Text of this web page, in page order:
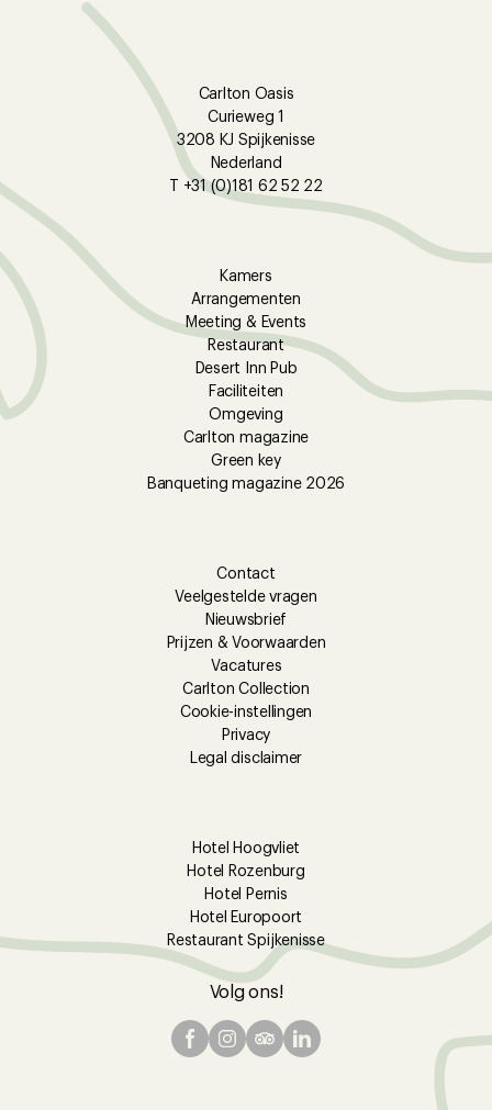
proef je onze homemade cocktails, de lekkerste
lokale biertjes én geniet je van een gezellige
game night (zei iemand karaoke?).
Carlton Oasis
Curieweg 1
3208 KJ Spijkenisse
Nederland
T +31 (0)181 62 52 22
Kamers
Arrangementen
Meeting & Events
Restaurant
Desert Inn Pub
Faciliteiten
Omgeving
Carlton magazine
Green key
Banqueting magazine 2026
Contact
Veelgestelde vragen
Nieuwsbrief
Prijzen & Voorwaarden
Vacatures
Carlton Collection
Cookie-instellingen
Privacy
Legal disclaimer
Hotel Hoogvliet
Hotel Rozenburg
Hotel Pernis
Hotel Europoort
Restaurant Spijkenisse
Volg ons!